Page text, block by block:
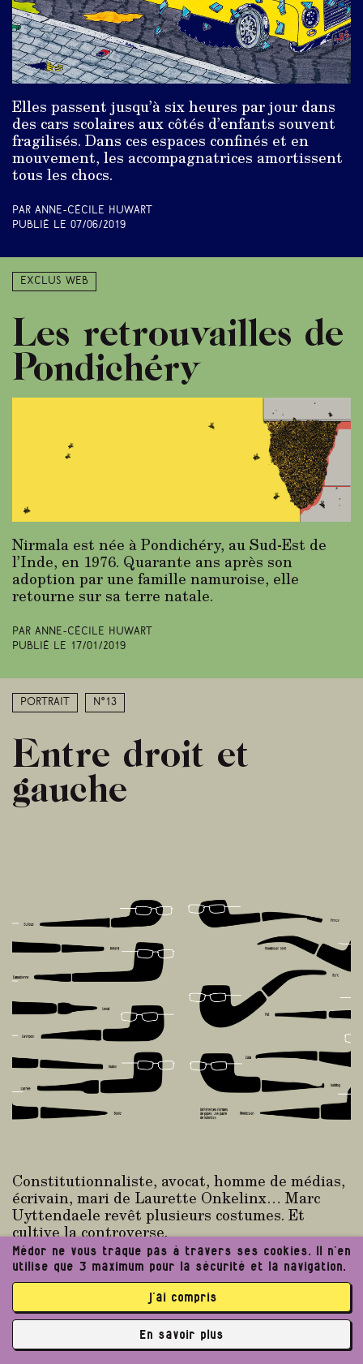
Elles passent jusqu’à six heures par jour dans
des cars scolaires aux côtés d’enfants souvent
fragilisés. Dans ces espaces confinés et en
mouvement, les accompagnatrices amortissent
tous les chocs.
Par Anne-Cécile Huwart
Publié le 07/06/2019
Exclus web
Les retrouvailles de
Pondichéry
Nirmala est née à Pondichéry, au Sud-Est de
l’Inde, en 1976. Quarante ans après son
adoption par une famille namuroise, elle
retourne sur sa terre natale.
Par Anne-Cécile Huwart
Publié le 17/01/2019
Portrait N°13
Entre droit et
gauche
Constitutionnaliste, avocat, homme de médias,
écrivain, mari de Laurette Onkelinx… Marc
Uyttendaele revêt plusieurs costumes. Et
cultive la controverse.
Par Anne-Cécile Huwart
Publié le12/12/2018
Médor ne vous traque pas à travers ses cookies. Il n’en
utilise que 3 maximum pour la sécurité et la navigation.
j’ai compris
En savoir plus